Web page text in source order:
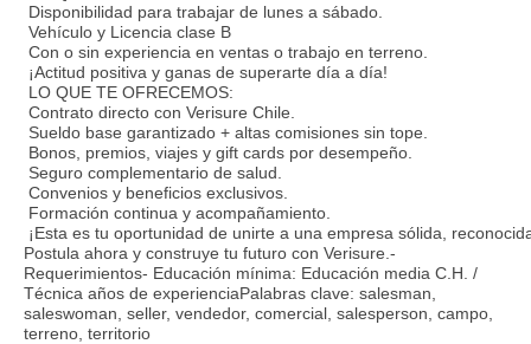
Disponibilidad para trabajar de lunes a sábado.
Vehículo y Licencia clase B
Con o sin experiencia en ventas o trabajo en terreno.
¡Actitud positiva y ganas de superarte día a día!
LO QUE TE OFRECEMOS:
Contrato directo con Verisure Chile.
Sueldo base garantizado + altas comisiones sin tope.
Bonos, premios, viajes y gift cards por desempeño.
Seguro complementario de salud.
Convenios y beneficios exclusivos.
Formación continua y acompañamiento.
¡Esta es tu oportunidad de unirte a una empresa sólida,
Postula ahora y construye tu futuro con Verisure.-
Requerimientos- Educación mínima: Educación media C.H. /
Técnica años de experienciaPalabras clave: salesman,
saleswoman, seller, vendedor, comercial, salesperson, campo,
terreno, territorio